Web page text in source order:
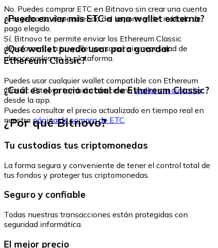
No. Puedes comprar ETC en Bitnovo sin crear una cuenta
ni registrarte, dependiendo del importe y del método de
pago elegido.
¿Puedo enviar mis ETC a una wallet externa?
Sí. Bitnovo te permite enviar los Ethereum Classic
directamente a tu wallet personal, sin necesidad de
almacenarlos en la plataforma.
¿Qué wallet puedo usar para guardar
Ethereum Classic?
Puedes usar cualquier wallet compatible con Ethereum
Classic. Bitnovo también ofrece unawallet sin custodia
desde la app.
¿Cuál es el precio actual de Ethereum Classic?
Puedes consultar el precio actualizado en tiempo real en
nuestra página de compra de ETC.
¿Por qué Bitnovo?
Tu custodias tus criptomonedas
La forma segura y conveniente de tener el control total de
tus fondos y proteger tus criptomonedas.
Seguro y confiable
Todas nuestras transacciones están protegidas con
seguridad informática.
El mejor precio